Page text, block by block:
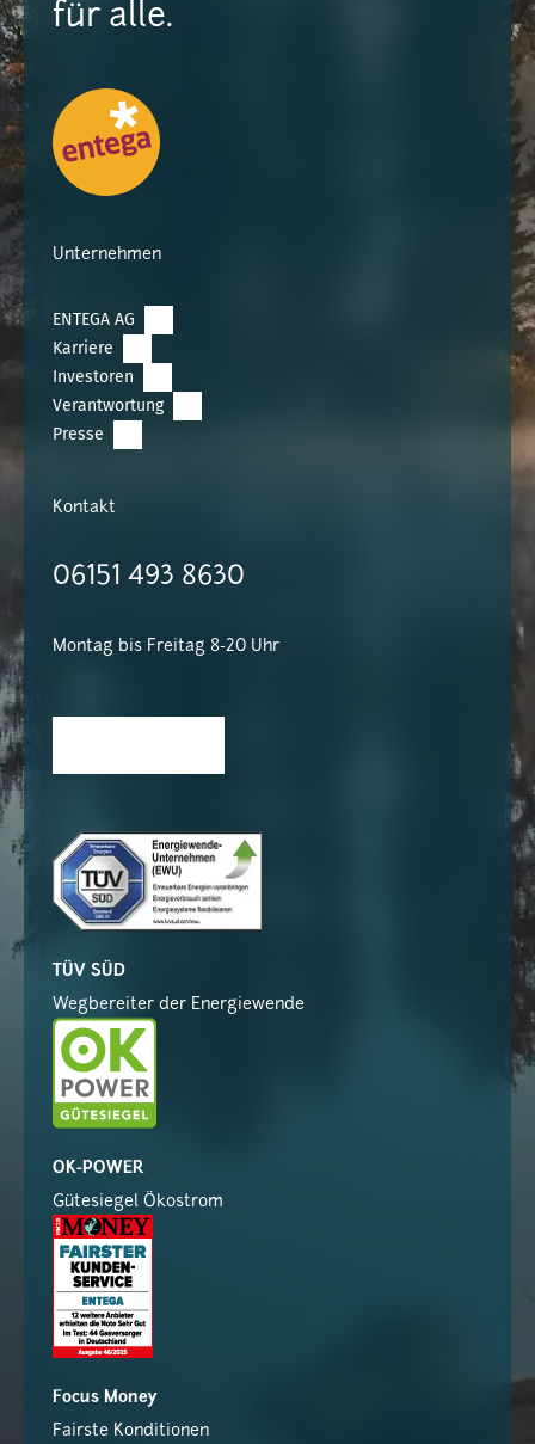
für alle.
Unternehmen
ENTEGA AG
Karriere
Investoren
Verantwortung
Presse
Kontakt
06151 493 8630
Montag bis Freitag 8-20 Uhr
TÜV SÜD
Wegbereiter der Energiewende
OK-POWER
Gütesiegel Ökostrom
Focus Money
Fairste Konditionen